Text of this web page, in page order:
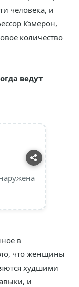
человека, и
Кэмерон,
количество
ведут
в
что женщины
худшими
и